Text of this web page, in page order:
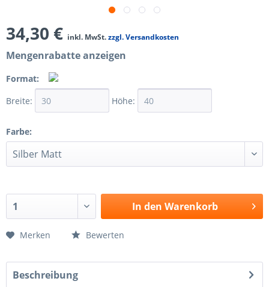
34,30 € inkl. MwSt.zzgl. Versandkosten
Mengenrabatte anzeigen
Format:
Breite:
Höhe:
Farbe:
In den Warenkorb
Merken Bewerten
Beschreibung